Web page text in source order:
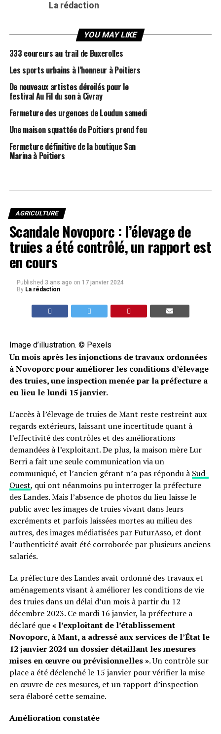
La rédaction
YOU MAY LIKE
333 coureurs au trail de Buxerolles
Les sports urbains à l’honneur à Poitiers
De nouveaux artistes dévoilés pour le
festival Au Fil du son à Civray
Fermeture des urgences de Loudun samedi
Une maison squattée de Poitiers prend feu
Fermeture définitive de la boutique San
Marina à Poitiers
AGRICULTURE
Scandale Novoporc : l’élevage de
truies a été contrôlé, un rapport est
en cours
Published 3 ans ago on 17 janvier 2024
By La rédaction
Image d’illustration. © Pexels
Un mois après les injonctions de travaux ordonnées
à Novoporc pour améliorer les conditions d’élevage
des truies, une inspection menée par la préfecture a
eu lieu le lundi 15 janvier.
L’accès à l’élevage de truies de Mant reste restreint aux
regards extérieurs, laissant une incertitude quant à
l’effectivité des contrôles et des améliorations
demandées à l’exploitant. De plus, la maison mère Lur
Berri a fait une seule communication via un
communiqué, et l’ancien gérant n’a pas répondu à Sud-
Ouest, qui ont néanmoins pu interroger la préfecture
des Landes. Mais l’absence de photos du lieu laisse le
public avec les images de truies vivant dans leurs
excréments et parfois laissées mortes au milieu des
autres, des images médiatisées par FuturAsso, et dont
l’authenticité avait été corroborée par plusieurs anciens
salariés.
La préfecture des Landes avait ordonné des travaux et
aménagements visant à améliorer les conditions de vie
des truies dans un délai d’un mois à partir du 12
décembre 2023. Ce mardi 16 janvier, la préfecture a
déclaré que« l’exploitant de l’établissement
Novoporc, à Mant, a adressé aux services de l’État le
12 janvier 2024 un dossier détaillant les mesures
mises en œuvre ou prévisionnelles ». Un contrôle sur
place a été déclenché le 15 janvier pour vérifier la mise
en œuvre de ces mesures, et un rapport d’inspection
sera élaboré cette semaine.
Amélioration constatée